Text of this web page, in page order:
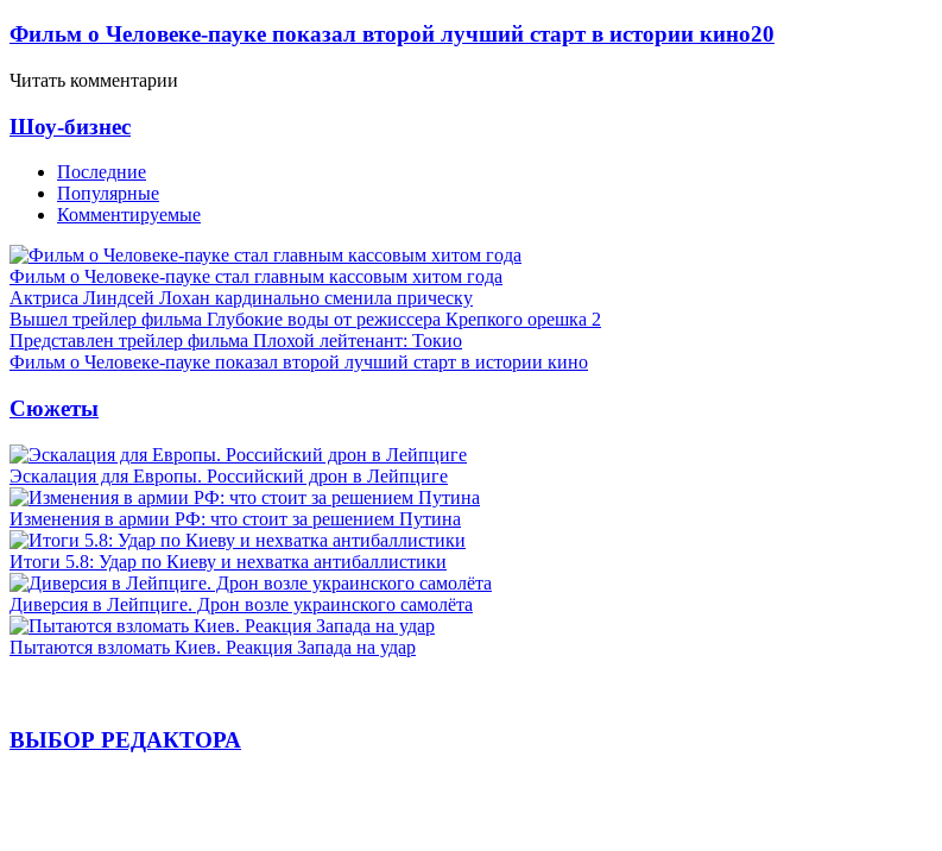
Фильм о Человеке-пауке показал второй лучший старт в истории кино20
Читать комментарии
Шоу-бизнес
Последние
Популярные
Комментируемые
Фильм о Человеке-пауке стал главным кассовым хитом года
Актриса Линдсей Лохан кардинально сменила прическу
Вышел трейлер фильма Глубокие воды от режиссера Крепкого орешка 2
Представлен трейлер фильма Плохой лейтенант: Токио
Фильм о Человеке-пауке показал второй лучший старт в истории кино
Сюжеты
Эскалация для Европы. Российский дрон в Лейпциге
Изменения в армии РФ: что стоит за решением Путина
Итоги 5.8: Удар по Киеву и нехватка антибаллистики
Диверсия в Лейпциге. Дрон возле украинского самолёта
Пытаются взломать Киев. Реакция Запада на удар
ВЫБОР РЕДАКТОРА